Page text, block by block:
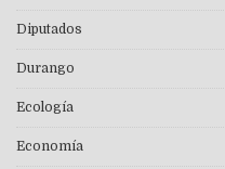
Diputados
Durango
Ecología
Economía